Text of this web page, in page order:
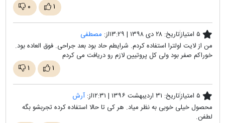
۱ ۰
۵ امتیاز تاریخ: ۲۸ دی ۱۳۹۸ | ۱۳:۲۹ از: مصطفی
من از لایت اولترا استفاده کردم. شرایطم حاد بود بعد جراحی. فوق العاده بود.
خوراکم صفر بود ولی کل پروتیین لازم رو دریافت می کردم
۱ ۱
۵ امتیاز تاریخ: ۳۱ اردیبهشت ۱۳۹۶ | ۱۲:۳۱ از: آرش
محصول خیلی خوبی به نظر میاد. هر کی تا حالا استفاده کرده تجربشو بگه
لطفن.